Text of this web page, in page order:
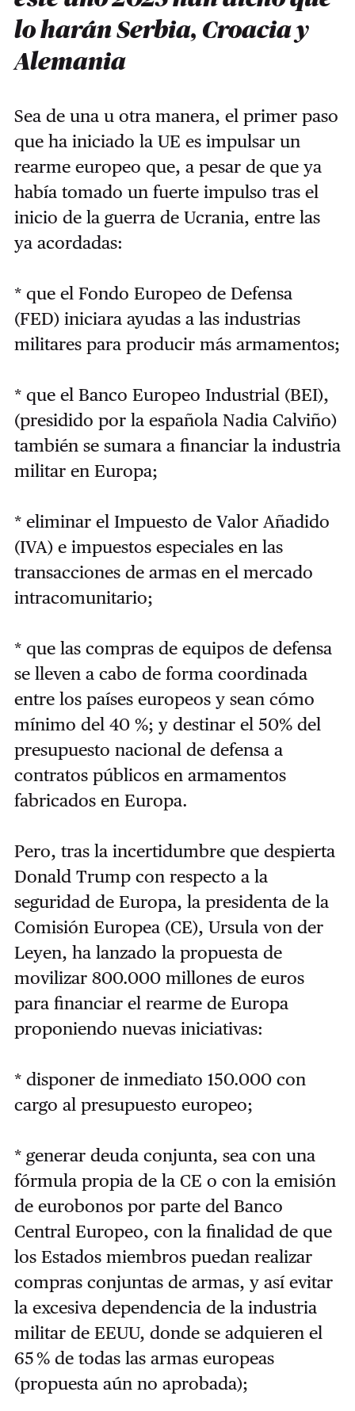
lo harán Serbia, Croacia y
Alemania
Sea de una u otra manera, el primer paso
que ha iniciado la UE es impulsar un
rearme europeo que, a pesar de que ya
había tomado un fuerte impulso tras el
inicio de la guerra de Ucrania, entre las
ya acordadas:
* que el Fondo Europeo de Defensa
(FED) iniciara ayudas a las industrias
militares para producir más armamentos;
* que el Banco Europeo Industrial (BEI),
(presidido por la española Nadia Calviño)
también se sumara a financiar la industria
militar en Europa;
* eliminar el Impuesto de Valor Añadido
(IVA) e impuestos especiales en las
transacciones de armas en el mercado
intracomunitario;
* que las compras de equipos de defensa
se lleven a cabo de forma coordinada
entre los países europeos y sean cómo
mínimo del 40 %; y destinar el 50% del
presupuesto nacional de defensa a
contratos públicos en armamentos
fabricados en Europa.
Pero, tras la incertidumbre que despierta
Donald Trump con respecto a la
seguridad de Europa, la presidenta de la
Comisión Europea (CE), Ursula von der
Leyen, ha lanzado la propuesta de
movilizar 800.000 millones de euros
para financiar el rearme de Europa
proponiendo nuevas iniciativas:
* disponer de inmediato 150.000 con
cargo al presupuesto europeo;
* generar deuda conjunta, sea con una
fórmula propia de la CE o con la emisión
de eurobonos por parte del Banco
Central Europeo, con la finalidad de que
los Estados miembros puedan realizar
compras conjuntas de armas, y así evitar
la excesiva dependencia de la industria
militar de EEUU, donde se adquieren el
65 % de todas las armas europeas
(propuesta aún no aprobada);